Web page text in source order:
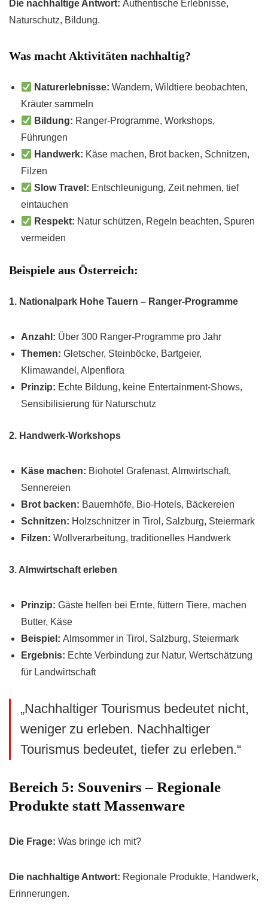
Die nachhaltige Antwort: Authentische Erlebnisse,
Naturschutz, Bildung.
Was macht Aktivitäten nachhaltig?
Naturerlebnisse: Wandern, Wildtiere beobachten,
Kräuter sammeln
Bildung: Ranger-Programme, Workshops,
Führungen
Handwerk: Käse machen, Brot backen, Schnitzen,
Filzen
Slow Travel: Entschleunigung, Zeit nehmen, tief
eintauchen
Respekt: Natur schützen, Regeln beachten, Spuren
vermeiden
Beispiele aus Österreich:
1. Nationalpark Hohe Tauern – Ranger-Programme
Anzahl: Über 300 Ranger-Programme pro Jahr
Themen: Gletscher, Steinböcke, Bartgeier,
Klimawandel, Alpenflora
Prinzip: Echte Bildung, keine Entertainment-Shows,
Sensibilisierung für Naturschutz
2. Handwerk-Workshops
Käse machen: Biohotel Grafenast, Almwirtschaft,
Sennereien
Brot backen: Bauernhöfe, Bio-Hotels, Bäckereien
Schnitzen: Holzschnitzer in Tirol, Salzburg, Steiermark
Filzen: Wollverarbeitung, traditionelles Handwerk
3. Almwirtschaft erleben
Prinzip: Gäste helfen bei Ernte, füttern Tiere, machen
Butter, Käse
Beispiel: Almsommer in Tirol, Salzburg, Steiermark
Ergebnis: Echte Verbindung zur Natur, Wertschätzung
für Landwirtschaft
„Nachhaltiger Tourismus bedeutet nicht,
weniger zu erleben. Nachhaltiger
Tourismus bedeutet, tiefer zu erleben.“
Bereich 5: Souvenirs – Regionale
Produkte statt Massenware
Die Frage: Was bringe ich mit?
Die nachhaltige Antwort: Regionale Produkte, Handwerk,
Erinnerungen.